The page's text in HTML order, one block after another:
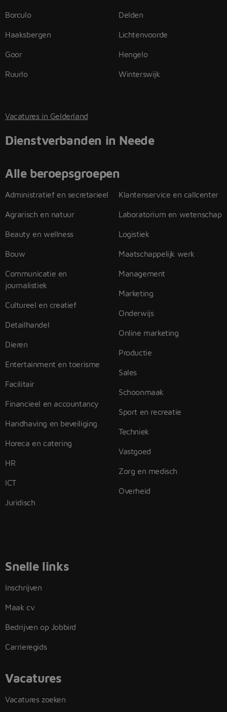
Borculo
Haaksbergen
Goor
Ruurlo
Delden
Lichtenvoorde
Hengelo
Winterswijk
Vacatures in Gelderland
Dienstverbanden in Neede
Alle beroepsgroepen
Administratief en secretarieel
Agrarisch en natuur
Beauty en wellness
Bouw
Communicatie en
journalistiek
Cultureel en creatief
Detailhandel
Dieren
Entertainment en toerisme
Facilitair
Financieel en accountancy
Handhaving en beveiliging
Horeca en catering
HR
ICT
Juridisch
Klantenservice en callcenter
Laboratorium en wetenschap
Logistiek
Maatschappelijk werk
Management
Marketing
Onderwijs
Online marketing
Productie
Sales
Schoonmaak
Sport en recreatie
Techniek
Vastgoed
Zorg en medisch
Overheid
Snelle links
Inschrijven
Maak cv
Bedrijven op Jobbird
Carrieregids
Vacatures
Vacatures zoeken